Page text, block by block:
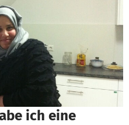
ich eine